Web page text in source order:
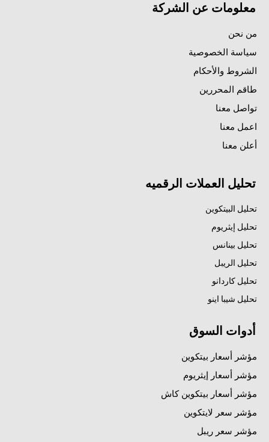
معلومات عن الشركة
من نحن
سياسة الخصوصية
الشروط والأحكام
طاقم المحررين
تواصل معنا
اعمل معنا
أعلن معنا
تحليل العملات الرقميه
تحليل البيتكوين
تحليل إيثريوم
تحليل بينانس
تحليل الريبل
تحليل كاردانو
تحليل شيبا اينو
أدوات السوق
مؤشر أسعار بيتكوين
مؤشر أسعار إيثريوم
مؤشر أسعار بيتكوين كاش
مؤشر سعر لايتكوين
مؤشر سعر ريبل